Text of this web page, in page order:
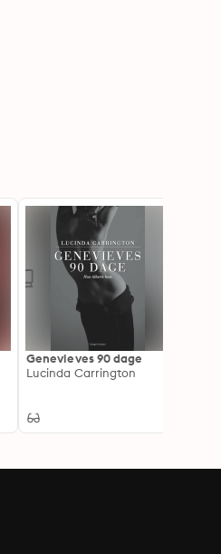
Genevieves 90 dage
Lucinda Carrington